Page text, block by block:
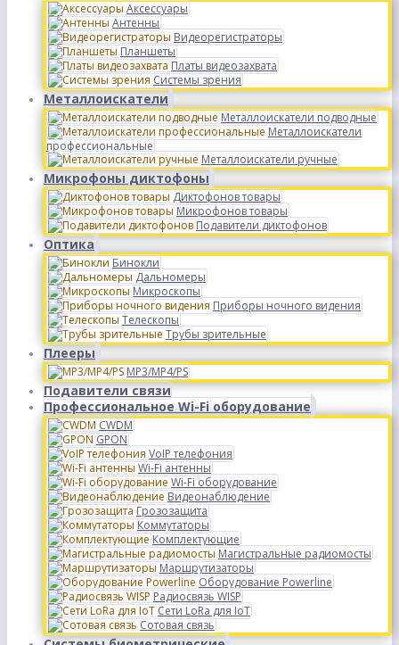
Аксессуары
Антенны
Видеорегистраторы
Планшеты
Платы видеозахвата
Системы зрения
Металлоискатели
Металлоискатели подводные
Металлоискатели
профессиональные
Металлоискатели ручные
Микрофоны диктофоны
Диктофонов товары
Микрофонов товары
Подавители диктофонов
Оптика
Бинокли
Дальномеры
Микроскопы
Приборы ночного видения
Телескопы
Трубы зрительные
Плееры
MP3/MP4/PS
Подавители связи
Профессиональное Wi-Fi оборудование
CWDM
GPON
VoIP телефония
Wi-Fi антенны
Wi-Fi оборудование
Видеонаблюдение
Грозозащита
Коммутаторы
Комплектующие
Магистральные радиомосты
Маршрутизаторы
Оборудование Powerline
Радиосвязь WISP
Сети LoRa для IoT
Сотовая связь